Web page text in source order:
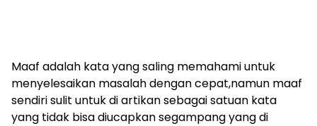
Maaf adalah kata yang saling memahami untuk
menyelesaikan masalah dengan cepat,namun maaf
sendiri sulit untuk di artikan sebagai satuan kata
yang tidak bisa diucapkan segampang yang di